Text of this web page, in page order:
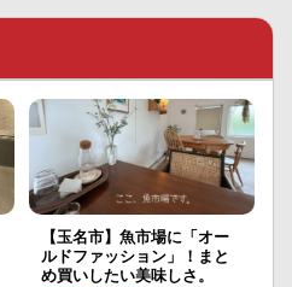
【玉名市】魚市場に「オー
ルドファッション」！まと
め買いしたい美味しさ。